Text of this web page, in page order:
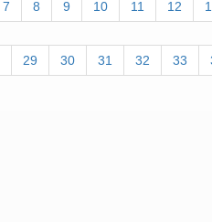
7 8 9 10 11 12
29 30 31 32 33